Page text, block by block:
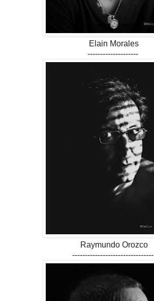
Elain Morales
--------------------
Raymundo Orozco
--------------------------------